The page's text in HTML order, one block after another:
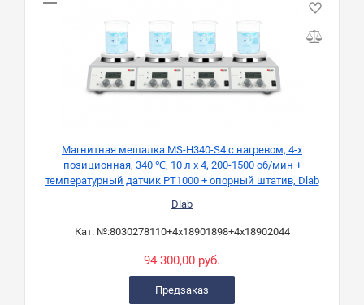
Магнитная мешалка MS-H340-S4 с нагревом, 4-х
позиционная, 340 ℃, 10 л х 4, 200-1500 об/мин +
температурный датчик PT1000 + опорный штатив, Dlab
Dlab
Кат. №:8030278110+4x18901898+4x18902044
94 300,00 руб.
Предзаказ